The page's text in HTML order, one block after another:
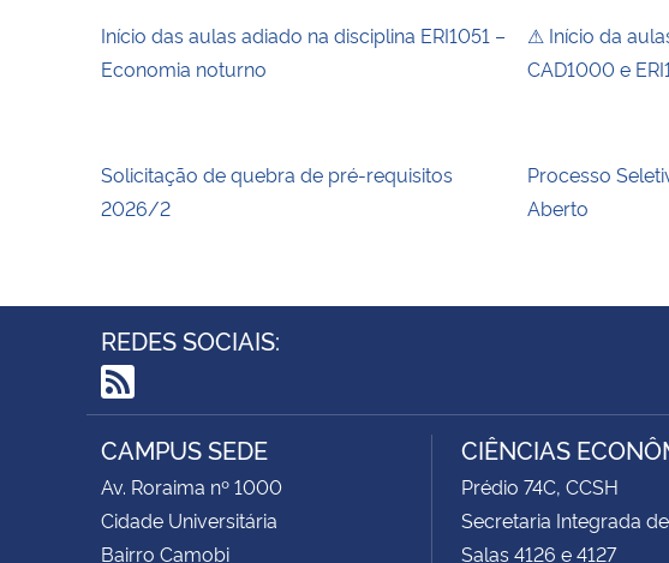
Início das aulas adiado na disciplina ERI1051 –
Economia noturno
⚠ Início da
CAD1000 e
Solicitação de quebra de pré-requisitos
2026/2
Processo
Aberto
REDES SOCIAIS:
RSS
CAMPUS SEDE
Av. Roraima nº 1000
Cidade Universitária
Bairro Camobi
CIÊNCIAS
Prédio 74C, CCSH
Secretaria Integrada
Salas 4126 e 4127